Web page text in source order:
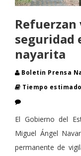
seguridad
nayarita
Boletin Prensa
Tiempo
El Gobierno del
Miguel Ángel
permanente de